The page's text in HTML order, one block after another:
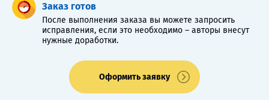
Заказ готов
После выполнения заказа вы можете запросить
исправления, если это необходимо – авторы внесут
нужные доработки.
Оформить заявку